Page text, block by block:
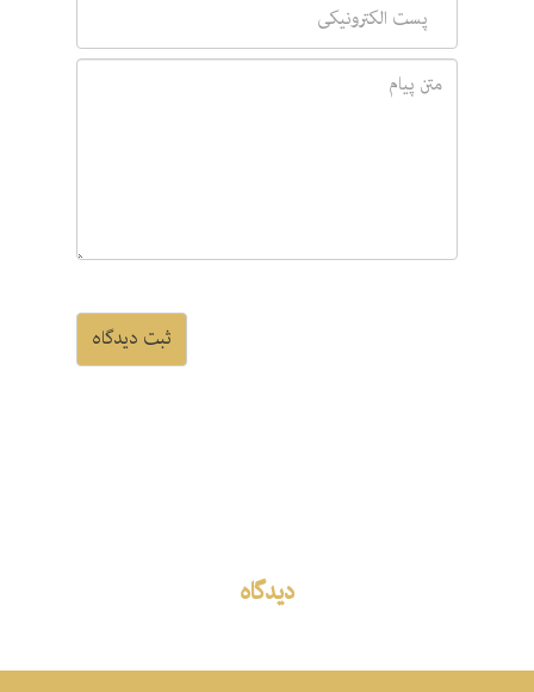
ثبت دیدگاه
دیدگاه